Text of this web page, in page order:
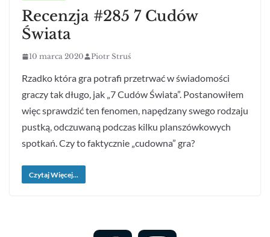
Recenzja #285 7 Cudów
Świata
10 marca 2020 Piotr Struś
Rzadko która gra potrafi przetrwać w świadomości
graczy tak długo, jak „7 Cudów Świata”. Postanowiłem
więc sprawdzić ten fenomen, napędzany swego rodzaju
pustką, odczuwaną podczas kilku planszówkowych
spotkań. Czy to faktycznie „cudowna” gra?
Czytaj Więcej...